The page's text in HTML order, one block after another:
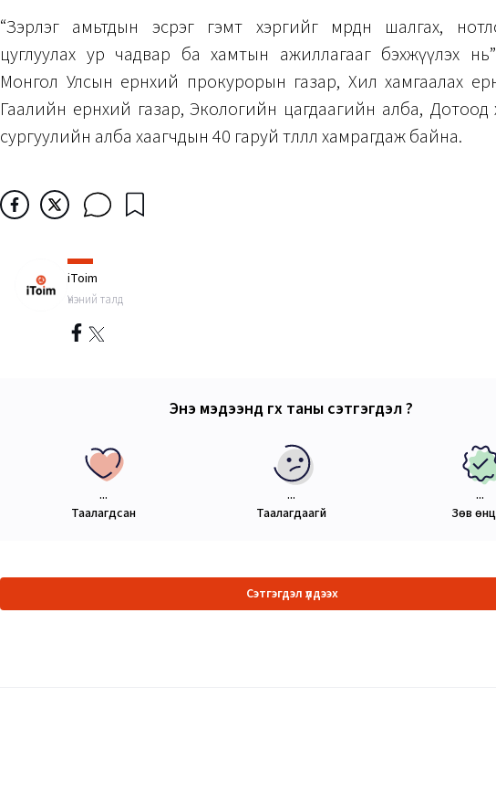
“Зэрлэг амьтдын эсрэг гэмт хэргийг мөрдөн шалгах,
цуглуулах ур чадвар ба хамтын ажиллагааг бэхжүүлэх
Монгол Улсын ерөнхий прокурорын газар, Хил хамгаалах
Гаалийн ерөнхий газар, Экологийн цагдаагийн алба,
сургуулийн алба хаагчдын 40 гаруй төлөөлөл хамрагдаж байна.
iToim
Үнэний талд
Энэ мэдээнд өгөх таны сэтгэгдэл ?
...
Таалагдсан
...
Таалагдаагүй
...
Зөв
Сэтгэгдэл үлдээх